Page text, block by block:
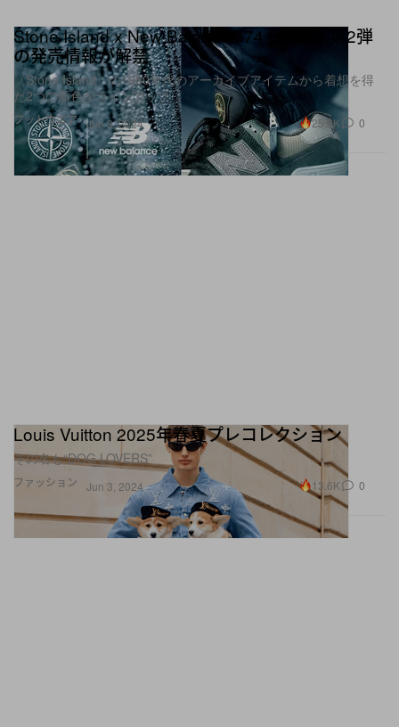
フットウエア
Stone Island x New Balance 574 Legacy 第2弾
の発売情報が解禁
〈Stone Island〉の1980年代のアーカイブアイテムから着想を得
た2つの新色がラインアップ
Jun 3, 2024 25.9K 0
ファッション
Louis Vuitton 2025年春夏プレコレクション
その名も“DOG LOVERS”
Jun 3, 2024 13.6K 0